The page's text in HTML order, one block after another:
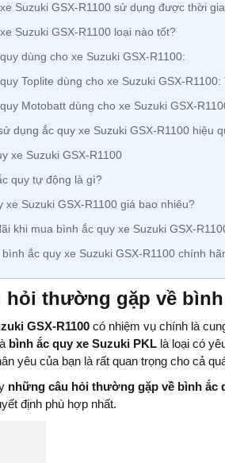
Suzuki GSX-R1100 sử dụng được thời
Suzuki GSX-R1100 loại nào tốt?
dùng cho xe Suzuki GSX-R1100:
Toplite dùng cho xe Suzuki GSX-
Motobatt dùng cho xe Suzuki GSX-
dụng ắc quy xe Suzuki GSX-R1100 hiệu
xe Suzuki GSX-R1100
quy tự động là gì?
xe Suzuki GSX-R1100 giá bao nhiêu?
khi mua bình ắc quy xe Suzuki GSX-
ắc quy xe Suzuki GSX-R1100 chính
hỏi thường gặp về bình
GSX-R1100 có nhiệm vụ chính là
bình ắc quy xe Suzuki PKL là loại có
yêu của bạn là rất quan trọng cho cả
những câu hỏi thường gặp về bình ắc
định phù hợp nhất.